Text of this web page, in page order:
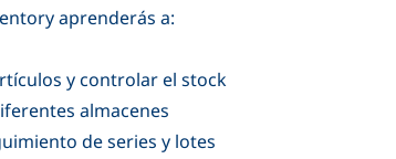
aprenderás a:
y controlar el stock
almacenes
de series y lotes